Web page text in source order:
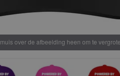
over de afbeelding heen om te